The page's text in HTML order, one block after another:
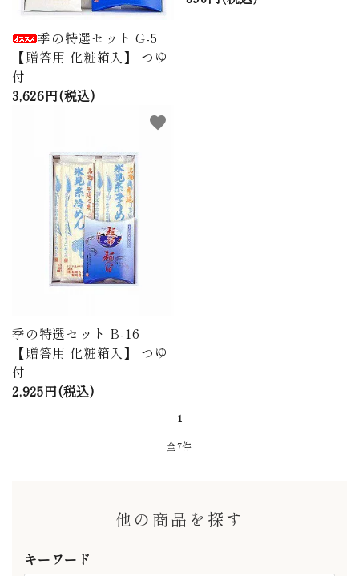
季の特選セット G-5
【贈答用 化粧箱入】 つゆ
付
3,626円(税込)
季の特選セット B-16
【贈答用 化粧箱入】 つゆ
付
2,925円(税込)
favorite
1
全7件
他の商品を探す
キーワード